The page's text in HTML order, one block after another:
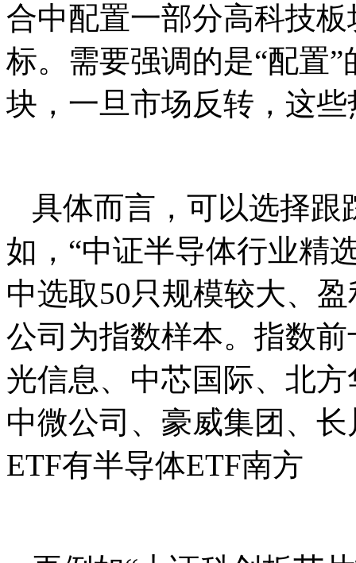
合中配置一部分高科技
标。需要强调的是“配置
块，一旦市场反转，这
具体而言，可以选择跟
如，“中证半导体行业精
中选取50只规模较大、
公司为指数样本。指数
光信息、中芯国际、北
中微公司、豪威集团、
ETF有半导体ETF南方